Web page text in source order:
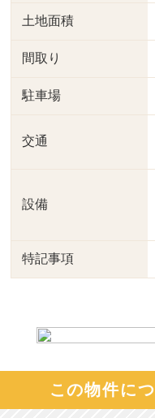
土地面積
間取り
駐車場
交通
設備
特記事項
この物件に